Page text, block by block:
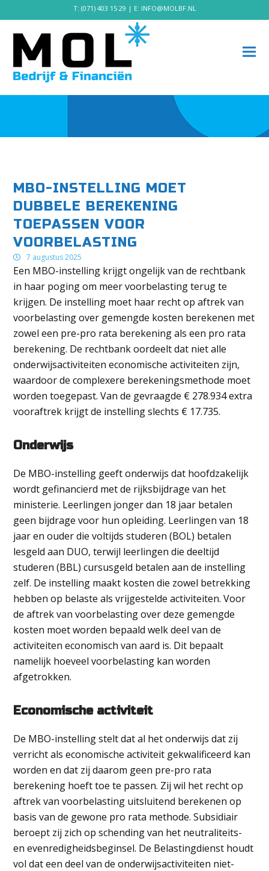
T: (071) 403 15 29 | E: INFO@MOLBF.NL
MBO-INSTELLING MOET
DUBBELE BEREKENING
TOEPASSEN VOOR
VOORBELASTING
7 augustus 2025
Een MBO-instelling krijgt ongelijk van de rechtbank
in haar poging om meer voorbelasting terug te
krijgen. De instelling moet haar recht op aftrek van
voorbelasting over gemengde kosten berekenen met
zowel een pre-pro rata berekening als een pro rata
berekening. De rechtbank oordeelt dat niet alle
onderwijsactiviteiten economische activiteiten zijn,
waardoor de complexere berekeningsmethode moet
worden toegepast. Van de gevraagde € 278.934 extra
vooraftrek krijgt de instelling slechts € 17.735.
Onderwijs
De MBO-instelling geeft onderwijs dat hoofdzakelijk
wordt gefinancierd met de rijksbijdrage van het
ministerie. Leerlingen jonger dan 18 jaar betalen
geen bijdrage voor hun opleiding. Leerlingen van 18
jaar en ouder die voltijds studeren (BOL) betalen
lesgeld aan DUO, terwijl leerlingen die deeltijd
studeren (BBL) cursusgeld betalen aan de instelling
zelf. De instelling maakt kosten die zowel betrekking
hebben op belaste als vrijgestelde activiteiten. Voor
de aftrek van voorbelasting over deze gemengde
kosten moet worden bepaald welk deel van de
activiteiten economisch van aard is. Dit bepaalt
namelijk hoeveel voorbelasting kan worden
afgetrokken.
Economische activiteit
De MBO-instelling stelt dat al het onderwijs dat zij
verricht als economische activiteit gekwalificeerd kan
worden en dat zij daarom geen pre-pro rata
berekening hoeft toe te passen. Zij wil het recht op
aftrek van voorbelasting uitsluitend berekenen op
basis van de gewone pro rata methode. Subsidiair
beroept zij zich op schending van het neutraliteits-
en evenredigheidsbeginsel. De Belastingdienst houdt
vol dat een deel van de onderwijsactiviteiten niet-